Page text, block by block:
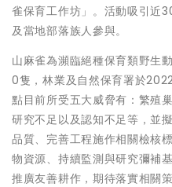
雀保育工作坊」。活動吸引近
及當地部落族人參與。
山麻雀為瀕臨絕種保育類野生
0隻，林業及自然保育署於
點目前所受五大威脅有：繁殖
研究不足以及認知不足等，並
品質、完善工程施作相關檢核
物資源、持續監測與研究彌補
推廣友善耕作，期待落實相關